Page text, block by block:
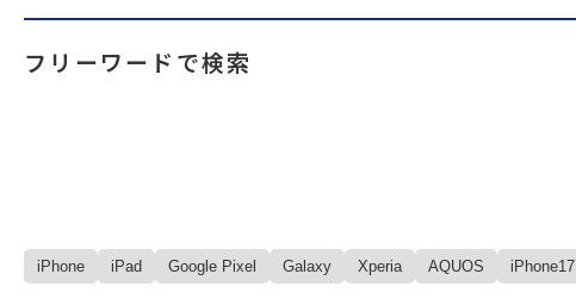
フリーワードで検索
iPhone iPad Google Pixel Galaxy Xperia AQUOS iPhone17